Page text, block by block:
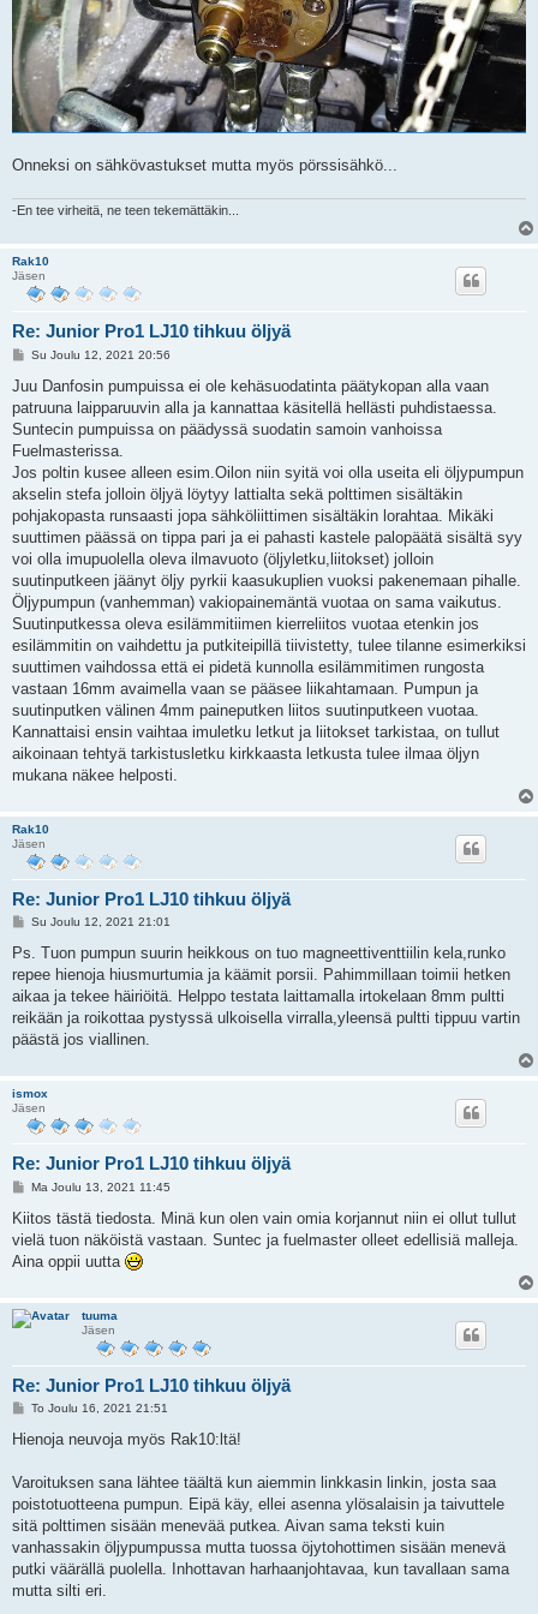
Onneksi on sähkövastukset mutta myös pörssisähkö...
-En tee virheitä, ne teen tekemättäkin...
Rak10
Jäsen
Re: Junior Pro1 LJ10 tihkuu öljyä
V
e
t
Su Joulu 12, 2021 20:56
Juu Danfosin pumpuissa ei ole kehäsuodatinta päätykopan alla vaan
patruuna laipparuuvin alla ja kannattaa käsitellä hellästi puhdistaessa.
Suntecin pumpuissa on päädyssä suodatin samoin vanhoissa
Fuelmasterissa.
Jos poltin kusee alleen esim.Oilon niin syitä voi olla useita eli öljypumpun
akselin stefa jolloin öljyä löytyy lattialta sekä polttimen sisältäkin
pohjakopasta runsaasti jopa sähköliittimen sisältäkin lorahtaa. Mikäki
suuttimen päässä on tippa pari ja ei pahasti kastele palopäätä sisältä syy
voi olla imupuolella oleva ilmavuoto (öljyletku,liitokset) jolloin
suutinputkeen jäänyt öljy pyrkii kaasukuplien vuoksi pakenemaan pihalle.
Öljypumpun (vanhemman) vakiopainemäntä vuotaa on sama vaikutus.
Suutinputkessa oleva esilämmitiimen kierreliitos vuotaa etenkin jos
esilämmitin on vaihdettu ja putkiteipillä tiivistetty, tulee tilanne esimerkiksi
suuttimen vaihdossa että ei pidetä kunnolla esilämmitimen rungosta
vastaan 16mm avaimella vaan se pääsee liikahtamaan. Pumpun ja
suutinputken välinen 4mm paineputken liitos suutinputkeen vuotaa.
Kannattaisi ensin vaihtaa imuletku letkut ja liitokset tarkistaa, on tullut
aikoinaan tehtyä tarkistusletku kirkkaasta letkusta tulee ilmaa öljyn
mukana näkee helposti.
Rak10
Jäsen
Re: Junior Pro1 LJ10 tihkuu öljyä
V
e
t
i
Su Joulu 12, 2021 21:01
Ps. Tuon pumpun suurin heikkous on tuo magneettiventtiilin kela,runko
repee hienoja hiusmurtumia ja käämit porsii. Pahimmillaan toimii hetken
aikaa ja tekee häiriöitä. Helppo testata laittamalla irtokelaan 8mm pultti
reikään ja roikottaa pystyssä ulkoisella virralla,yleensä pultti tippuu vartin
päästä jos viallinen.
ismox
Jäsen
Re: Junior Pro1 LJ10 tihkuu öljyä
V
e
t
i
Ma Joulu 13, 2021 11:45
Kiitos tästä tiedosta. Minä kun olen vain omia korjannut niin ei ollut tullut
vielä tuon näköistä vastaan. Suntec ja fuelmaster olleet edellisiä malleja.
Aina oppii uutta
tuuma
Jäsen
Re: Junior Pro1 LJ10 tihkuu öljyä
V
e
i
To Joulu 16, 2021 21:51
Hienoja neuvoja myös Rak10:ltä!
Varoituksen sana lähtee täältä kun aiemmin linkkasin linkin, josta saa
poistotuotteena pumpun. Eipä käy, ellei asenna ylösalaisin ja taivuttele
sitä polttimen sisään menevää putkea. Aivan sama teksti kuin
vanhassakin öljypumpussa mutta tuossa öjytohottimen sisään menevä
putki väärällä puolella. Inhottavan harhaanjohtavaa, kun tavallaan sama
mutta silti eri.